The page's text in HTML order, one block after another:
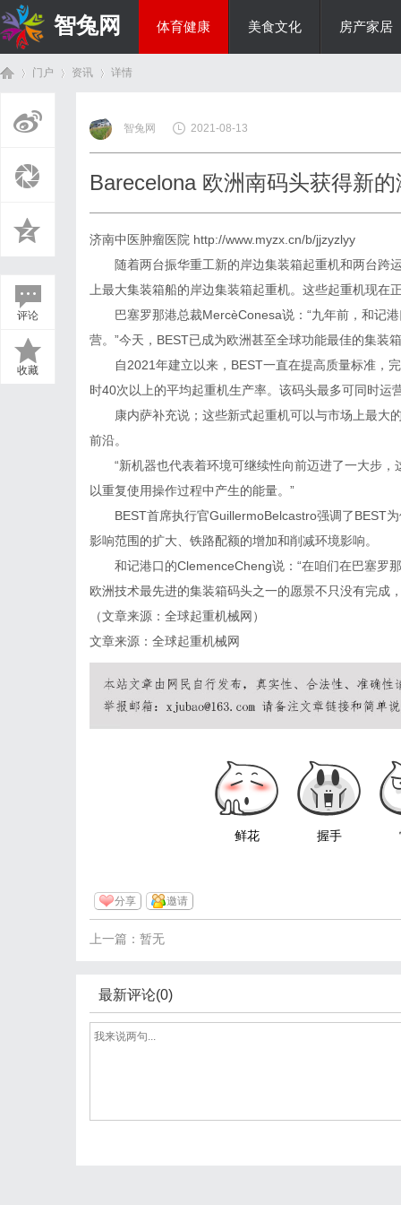
智兔网 体育健康 美食文化 房产家居
门户 资讯
›
详情
评论
收藏
智兔网 2021-08-13
Barecelona 欧洲南码头获得新
济南中医肿瘤医院 http://www.myzx.cn/b/jjzyzlyy
随着两台振华重工新的岸边集装箱起重机和两台跨
上最大集装箱船的岸边集装箱起重机。这些起重机现
巴塞罗那港总裁MercèConesa说：“九年前，和记港
营。”今天，BEST已成为欧洲甚至全球功能最佳的集装
自2021年建立以来，BEST一直在提高质量标准，
时40次以上的平均起重机生产率。该码头最多可同时运
康内萨补充说；这些新式起重机可以与市场上最大
前沿。
“新机器也代表着环境可继续性向前迈进了一大步，
以重复使用操作过程中产生的能量。”
BEST首席执行官GuillermoBelcastro强调了BEST为
影响范围的扩大、铁路配额的增加和削减环境影响。
和记港口的ClemenceCheng说：“在咱们在巴塞罗
欧洲技术最先进的集装箱码头之一的愿景不只没有完成
（文章来源：全球起重机械网）
文章来源：全球起重机械网
鲜花 握手
分享 邀请
上一篇：暂无
最新评论(0)